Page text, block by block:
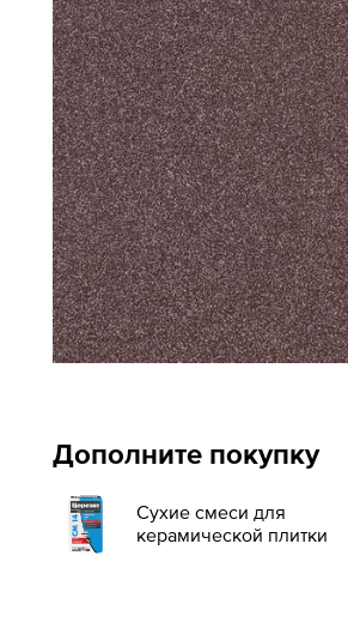
Дополните покупку
Сухие смеси для
керамической плитки